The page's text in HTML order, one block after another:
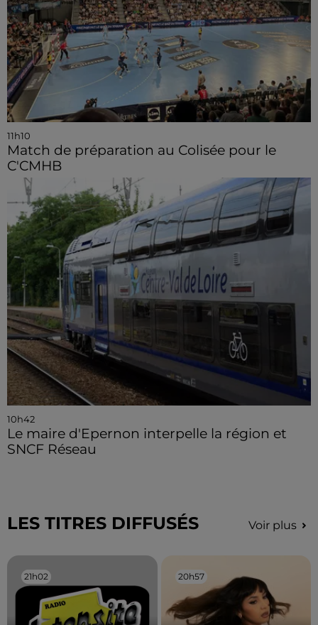
11h10
Match de préparation au Colisée pour le
C'CMHB
10h42
Le maire d'Epernon interpelle la région et
SNCF Réseau
LES TITRES DIFFUSÉS Voir plus
21h02
21h02 20h57
20h57